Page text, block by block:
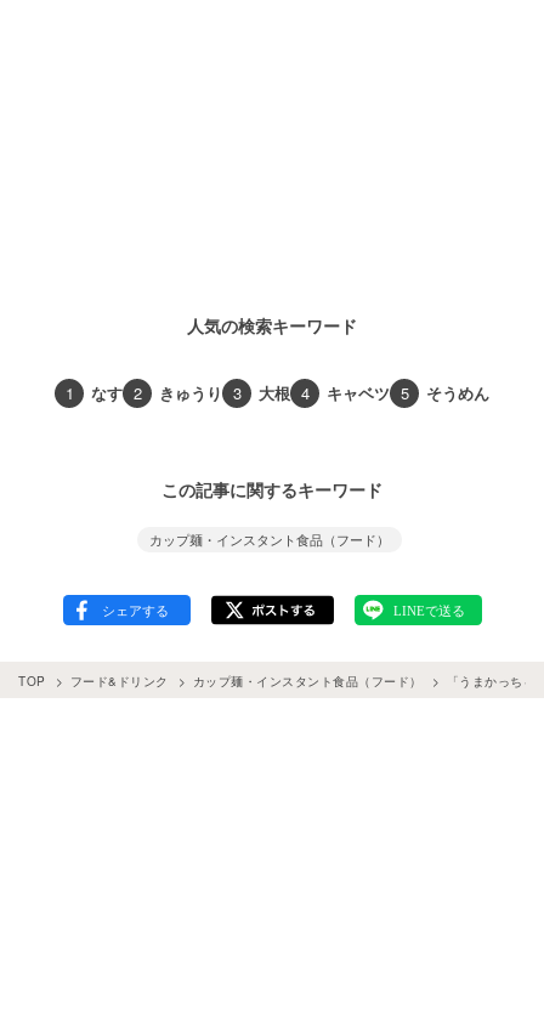
人気の検索キーワード
1 なす 2 きゅうり 3 大根 4 キャベツ 5 そうめん
この記事に関するキーワード
カップ麺・インスタント食品（フード）
TOP フード&ドリンク カップ麺・インスタント食品（フード） 「うまかっち